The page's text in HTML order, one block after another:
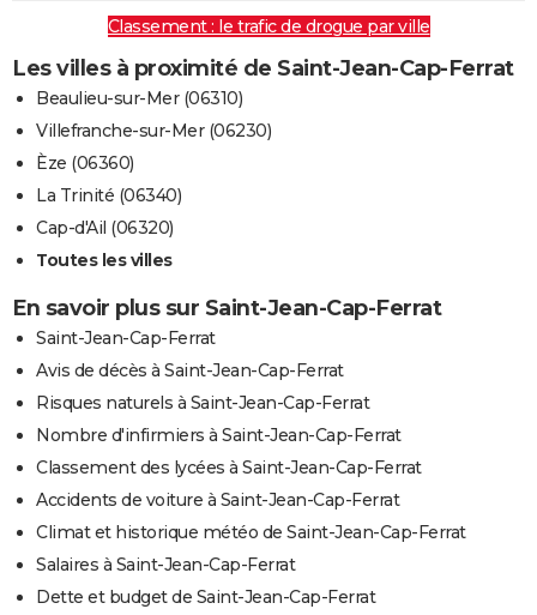
Classement : le trafic de drogue par ville
Les villes à proximité de Saint-Jean-Cap-Ferrat
Beaulieu-sur-Mer (06310)
Villefranche-sur-Mer (06230)
Èze (06360)
La Trinité (06340)
Cap-d'Ail (06320)
Toutes les villes
En savoir plus sur Saint-Jean-Cap-Ferrat
Saint-Jean-Cap-Ferrat
Avis de décès à Saint-Jean-Cap-Ferrat
Risques naturels à Saint-Jean-Cap-Ferrat
Nombre d'infirmiers à Saint-Jean-Cap-Ferrat
Classement des lycées à Saint-Jean-Cap-Ferrat
Accidents de voiture à Saint-Jean-Cap-Ferrat
Climat et historique météo de Saint-Jean-Cap-Ferrat
Salaires à Saint-Jean-Cap-Ferrat
Dette et budget de Saint-Jean-Cap-Ferrat